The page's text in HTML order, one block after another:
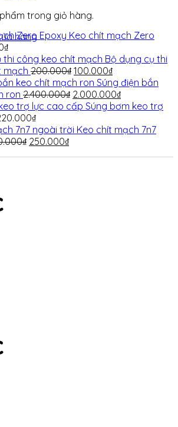
trong giỏ hàng.
hàng
Keo chít mạch Zero
₫
Bộ dụng cụ thi
mạch 200.000₫ Giá
gốc
là:
200.000₫.
100.000₫Giá
hiện
tại
là:
Súng điện bắn
ron 2.400.000₫ Giá
gốc
2.400.000₫.
2.000.000₫Giá
hiện
là:
Súng bơm keo trợ
₫
Keo chít mạch 7n7
₫ Giá
250.000₫Giá